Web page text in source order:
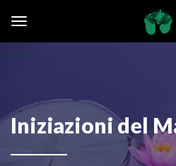
Iniziazioni del